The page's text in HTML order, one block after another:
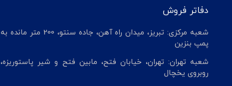
دفاتر فروش
شعبه مرکزی: تبریز، میدان راه آهن، جاده سنتو، 200 متر مانده به
پمپ بنزین
شعبه تهران: تهران، خیابان فتح، مابین فتح و شیر پاستوریزه،
روبروی یخچال